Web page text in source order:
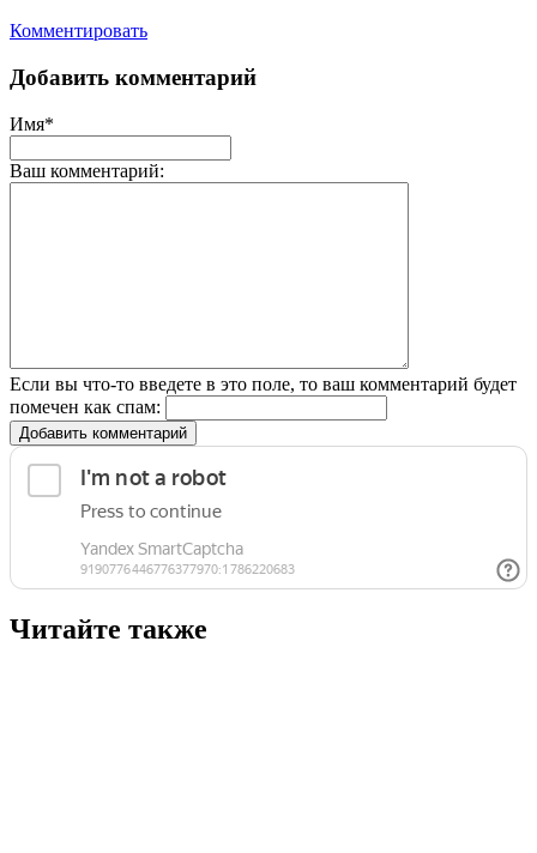
Комментировать
Добавить комментарий
Имя*
Ваш комментарий:
Если вы что-то введете в это поле, то ваш комментарий будет
помечен как спам:
Добавить комментарий
Читайте также